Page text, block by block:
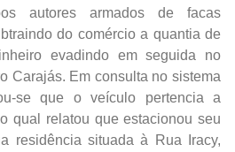
autores armados de facas
do comércio a quantia de
evadindo em seguida no
Carajás. Em consulta no sistema
se que o veículo pertencia a
qual relatou que estacionou seu
residência situada à Rua Iracy,